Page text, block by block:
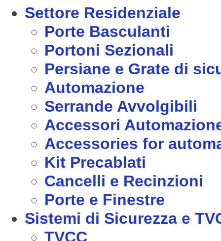
Settore Residenziale
Porte Basculanti
Portoni Sezionali
Persiane e Grate di
Automazione
Serrande Avvolgibili
Accessori
Accessories for
Kit Precablati
Cancelli e Recinzioni
Porte e Finestre
Sistemi di Sicurezza e
TVCC